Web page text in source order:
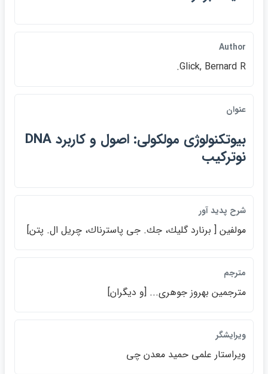
Author
Glick, Bernard R.
عنوان
بيوتكنولوژي مولكولي: اصول و كاربرد DNA
نوتركيب
شرح پديد آور
مولفين [ برنارد گليك، جك. جي پاسترناك، چريل ال. پتن]
مترجم
مترجمين بهروز جوهري... [و ديگران]
ويرايشگر
ويراستار علمي حميد معدن چي